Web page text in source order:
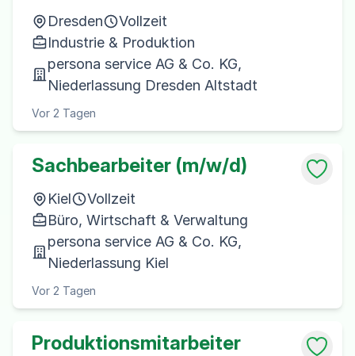
Dresden
Vollzeit
Industrie & Produktion
persona service AG & Co. KG,
Niederlassung Dresden Altstadt
Vor 2 Tagen
Sachbearbeiter (m/w/d)
Kiel
Vollzeit
Büro, Wirtschaft & Verwaltung
persona service AG & Co. KG,
Niederlassung Kiel
Vor 2 Tagen
Produktionsmitarbeiter